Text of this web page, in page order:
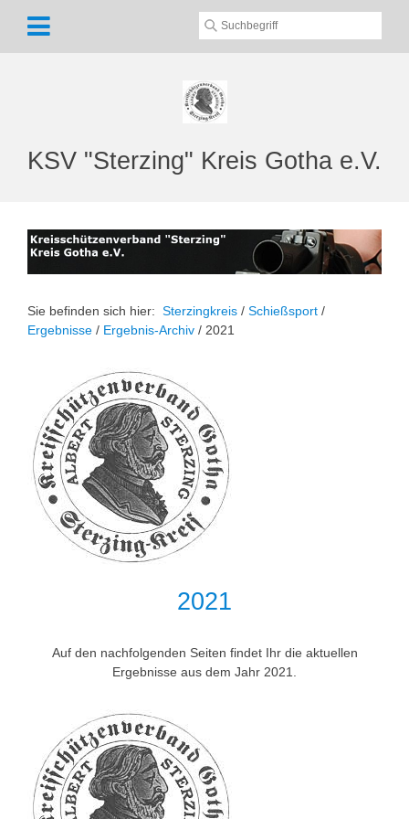
KSV "Sterzing" Kreis Gotha e.V.
Sie befinden sich hier: Sterzingkreis / Schießsport /
Ergebnisse / Ergebnis-Archiv / 2021
2021
Auf den nachfolgenden Seiten findet Ihr die aktuellen
Ergebnisse aus dem Jahr 2021.